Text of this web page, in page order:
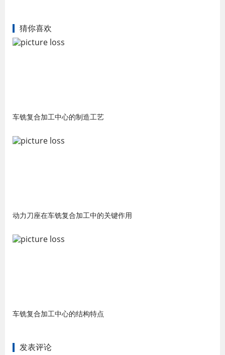
猜你喜欢
车铣复合加工中心的制造工艺
动力刀座在车铣复合加工中的关键作用
车铣复合加工中心的结构特点
发表评论